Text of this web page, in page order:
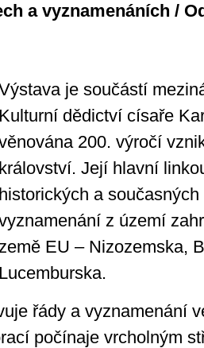
a vyznamenáních /
je součástí
Kulturní dědictví císaře
200. výročí
království. Její hlavní
historických a současných
z území
EU – Nizozemska,
Lucemburska.
řády a vyznamenání
počínaje vrcholným